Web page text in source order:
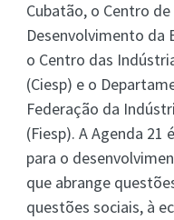
Cubatão, o Centro
Desenvolvimento da
o Centro das
(Ciesp) e o
Federação da
(Fiesp). A Agenda
para o
que abrange
questões sociais, à